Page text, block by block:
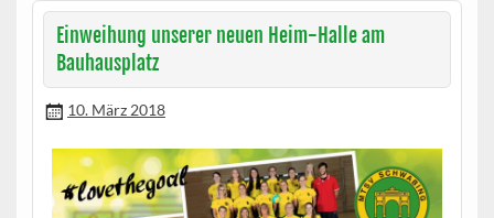
Einweihung unserer neuen Heim-Halle am
Bauhausplatz
10. März 2018